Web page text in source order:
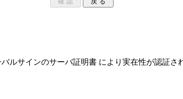
ルサインのサーバ証明書 により実在性が認証